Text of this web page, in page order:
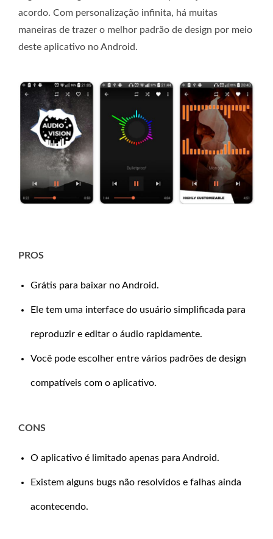
acordo. Com personalização infinita, há muitas
maneiras de trazer o melhor padrão de design por meio
deste aplicativo no Android.
PROS
Grátis para baixar no Android.
Ele tem uma interface do usuário simplificada para
reproduzir e editar o áudio rapidamente.
Você pode escolher entre vários padrões de design
compatíveis com o aplicativo.
CONS
O aplicativo é limitado apenas para Android.
Existem alguns bugs não resolvidos e falhas ainda
acontecendo.